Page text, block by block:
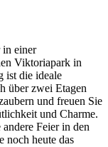
in einer
Viktoriapark in
ist die ideale
über zwei Etagen
und freuen Sie
und Charme.
Feier in den
noch heute das